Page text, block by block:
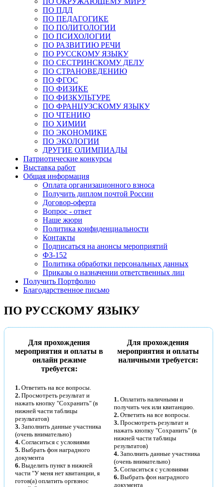
ПО ПДД
ПО ПЕДАГОГИКЕ
ПО ПОЛИТОЛОГИИ
ПО ПСИХОЛОГИИ
ПО РАЗВИТИЮ РЕЧИ
ПО РУССКОМУ ЯЗЫКУ
ПО СЕСТРИНСКОМУ ДЕЛУ
ПО СТРАНОВЕДЕНИЮ
ПО ФГОС
ПО ФИЗИКЕ
ПО ФИЗКУЛЬТУРЕ
ПО ФРАНЦУЗСКОМУ ЯЗЫКУ
ПО ЧТЕНИЮ
ПО ХИМИИ
ПО ЭКОНОМИКЕ
ПО ЭКОЛОГИИ
ДРУГИЕ ОЛИМПИАДЫ
Патриотические конкурсы
Выставка работ
Общая информация
Оплата организационного взноса
Получить диплом почтой России
Договор-оферта
Вопрос - ответ
Наше жюри
Политика конфиденциальности
Контакты
Подписаться на анонсы мероприятий
ФЗ-152
Политика обработки персональных данных
Приказы о назначении ответственных лиц
Получить Портфолио
Благодарственное письмо
ПО РУССКОМУ ЯЗЫКУ
Для прохождения
мероприятия и оплаты в
онлайн режиме
требуется:
Для прохождения
мероприятия и оплаты
наличными требуется:
1. Ответить на все вопросы.
2. Просмотреть результат и
нажать кнопку "Сохранить" (в
нижней части таблицы
результатов)
3. Заполнить данные участника
(очень внимательно)
4. Согласиться с условиями
5. Выбрать фон наградного
документа
6. Выделить пункт в нижней
части "У меня нет квитанции, я
готов(а) оплатить оргвзнос
1. Оплатить наличными и
получить чек или квитанцию.
2. Ответить на все вопросы.
3. Просмотреть результат и
нажать кнопку "Сохранить" (в
нижней части таблицы
результатов)
4. Заполнить данные участника
(очень внимательно)
5. Согласиться с условиями
6. Выбрать фон наградного
документа